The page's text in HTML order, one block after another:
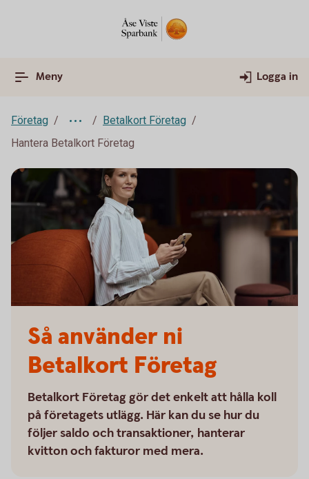
Meny Logga in
Företag
Betalkort Företag
Hantera Betalkort Företag
Så använder ni
Betalkort Företag
Betalkort Företag gör det enkelt att hålla koll
på företagets utlägg. Här kan du se hur du
följer saldo och transaktioner, hanterar
kvitton och fakturor med mera.